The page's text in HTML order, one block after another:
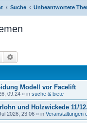
Suche Unbeantwortete
Suche
Modell vor Facelift
09:24 » in suche & biete
und Holzwickede 11/
2026, 23:06 » in Veranstaltungen